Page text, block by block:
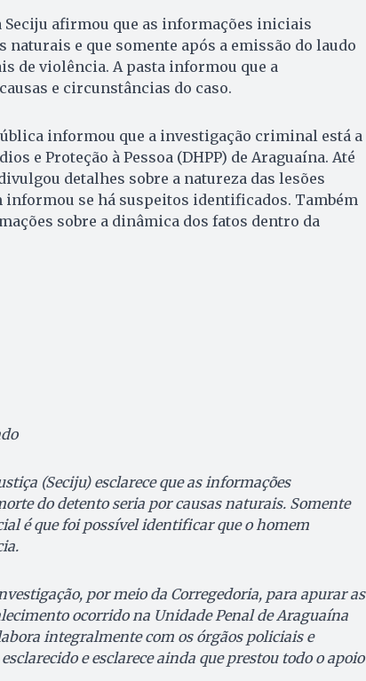
Seciju afirmou que as informações iniciais
e que somente após a emissão do laudo
de violência. A pasta informou que a
e circunstâncias do caso.
informou que a investigação criminal está a
e Proteção à Pessoa (DHPP) de Araguaína. Até
detalhes sobre a natureza das lesões
informou se há suspeitos identificados. Também
sobre a dinâmica dos fatos dentro da
(Seciju) esclarece que as informações
do detento seria por causas naturais. Somente
é que foi possível identificar que o homem
por meio da Corregedoria, para apurar as
ocorrido na Unidade Penal de Araguaína
integralmente com os órgãos policiais e
e esclarece ainda que prestou todo o apoio